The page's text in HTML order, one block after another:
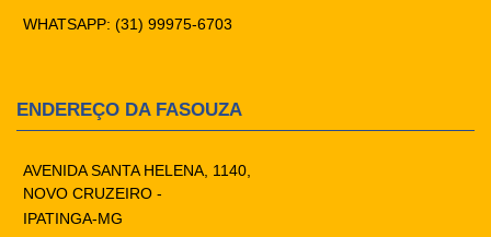
WHATSAPP: (31) 99975-6703
ENDEREÇO DA FASOUZA
AVENIDA SANTA HELENA, 1140,
NOVO CRUZEIRO -
IPATINGA-MG